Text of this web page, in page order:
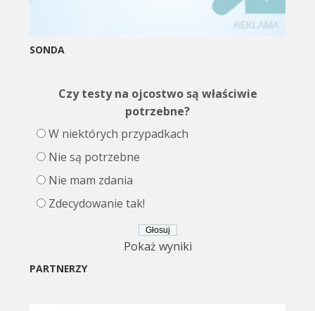
SONDA
Czy testy na ojcostwo są właściwie
potrzebne?
W niektórych przypadkach
Nie są potrzebne
Nie mam zdania
Zdecydowanie tak!
Pokaż wyniki
PARTNERZY